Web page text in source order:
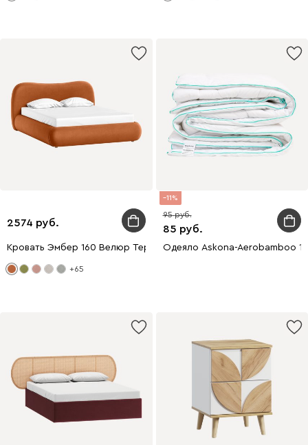
2574
Кровать Эмбер 160 Велюр Терракотовый
+65
11
85
95
Одеяло Askona-Aerobamboo